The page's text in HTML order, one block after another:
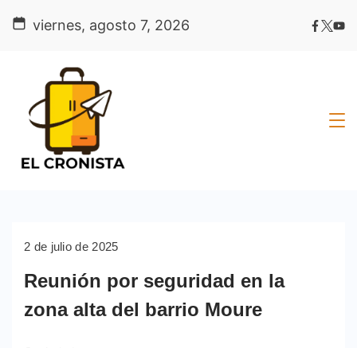
viernes, agosto 7, 2026
2 de julio de 2025
Reunión por seguridad en la
zona alta del barrio Moure